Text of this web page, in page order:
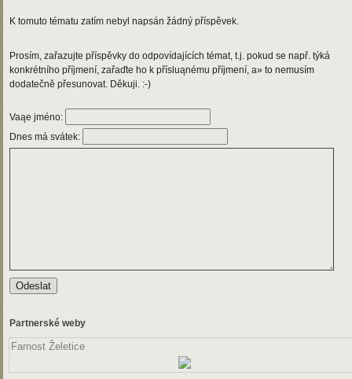
K tomuto tématu zatím nebyl napsán žádný příspěvek.
Prosím, zařazujte příspěvky do odpovídajících témat, t.j. pokud se např. týká
konkrétního příjmení, zařaďte ho k přísluąnému příjmení, a» to nemusím
dodatečně přesunovat. Děkuji. :-)
Vaąe jméno:
Dnes má svátek:
Partnerské weby
Farnost Želetice